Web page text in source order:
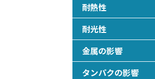
耐熱性
耐光性
金属の影響
タンパクの影響